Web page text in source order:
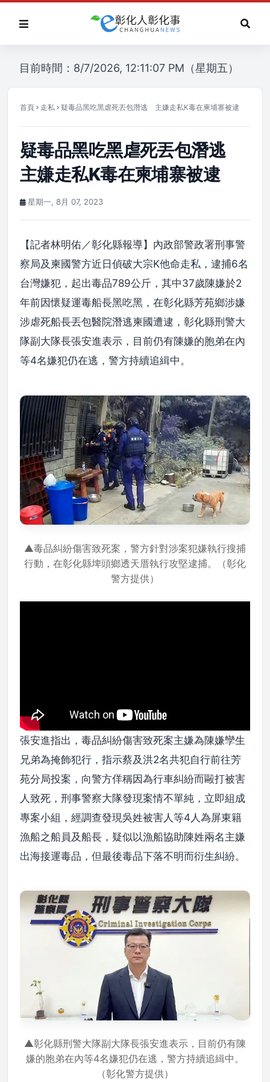
目前時間：8/7/2026, 12:11:07 PM（星期五）
首頁 走私 疑毒品黑吃黑虐死丟包潛逃 主嫌走私K毒在柬埔寨被逮
疑毒品黑吃黑虐死丟包潛逃
主嫌走私K毒在柬埔寨被逮
星期一, 8月 07, 2023
【記者林明佑／彰化縣報導】內政部警政署刑事警
察局及柬國警方近日偵破大宗K他命走私，逮捕6名
台灣嫌犯，起出毒品789公斤，其中37歲陳嫌於2
年前因懷疑運毒船長黑吃黑，在彰化縣芳苑鄉涉嫌
涉虐死船長丟包醫院潛逃柬國遭逮，彰化縣刑警大
隊副大隊長張安進表示，目前仍有陳嫌的胞弟在內
等4名嫌犯仍在逃，警方持續追緝中。
▲毒品糾紛傷害致死案，警方針對涉案犯嫌執行搜捕
行動，在彰化縣埤頭鄉透天厝執行攻堅逮捕。（彰化
警方提供）
張安進指出，毒品糾紛傷害致死案主嫌為陳嫌孿生
兄弟為掩飾犯行，指示蔡及洪2名共犯自行前往芳
苑分局投案，向警方佯稱因為行車糾紛而毆打被害
人致死，刑事警察大隊發現案情不單純，立即組成
專案小組，經調查發現吳姓被害人等4人為屏東籍
漁船之船員及船長，疑似以漁船協助陳姓兩名主嫌
出海接運毒品，但最後毒品下落不明而衍生糾紛。
▲彰化縣刑警大隊副大隊長張安進表示，目前仍有陳
嫌的胞弟在內等4名嫌犯仍在逃，警方持續追緝中。
（彰化警方提供）